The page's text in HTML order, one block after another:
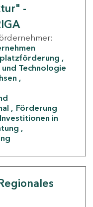
-
Technologie
Förderung
Investitionen in